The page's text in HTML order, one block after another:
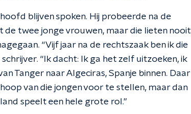
blijven spoken. Hij probeerde na de
twee jonge vrouwen, maar die lieten nooit
“Vijf jaar na de rechtszaak ben ik die
“Ik dacht: Ik ga het zelf uitzoeken, ik
Tanger naar Algeciras, Spanje binnen. Daar
van die jongen voor te stellen, maar dan
speelt een hele grote rol.”